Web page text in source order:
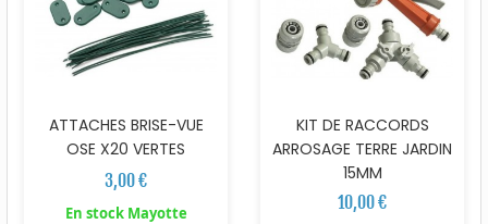
ATTACHES BRISE-VUE
OSE X20 VERTES
3,00 €
En stock Mayotte
KIT DE RACCORDS
ARROSAGE TERRE JARDIN
15MM
10,00 €